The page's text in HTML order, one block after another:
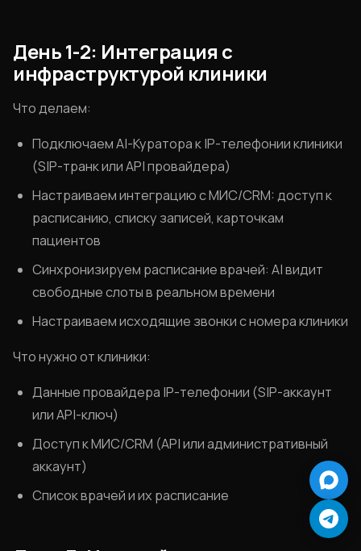
День 1-2: Интеграция с
инфраструктурой клиники
Что делаем:
Подключаем AI-Куратора к IP-телефонии клиники
(SIP-транк или API провайдера)
Настраиваем интеграцию с МИС/CRM: доступ к
расписанию, списку записей, карточкам
пациентов
Синхронизируем расписание врачей: AI видит
свободные слоты в реальном времени
Настраиваем исходящие звонки с номера клиники
Что нужно от клиники:
Данные провайдера IP-телефонии (SIP-аккаунт
или API-ключ)
Доступ к МИС/CRM (API или административный
аккаунт)
Список врачей и их расписание
Max